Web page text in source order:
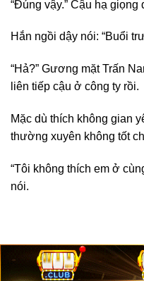
“Đúng vậy.” Cậu hạ giọng
Hắn ngồi dậy nói: “Buổi
“Hả?” Gương mặt Trấn
liên tiếp cậu ở công ty rồi.
Mặc dù thích không gian
thường xuyên không tốt
“Tôi không thích em ở
nói.